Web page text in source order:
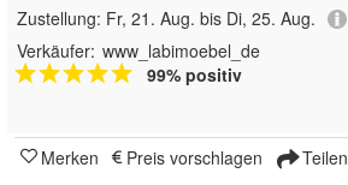
Zustellung: Fr, 21. Aug. bis Di, 25. Aug.
Verkäufer: www_labimoebel_de
99% positiv
Merken Preis vorschlagen Teilen